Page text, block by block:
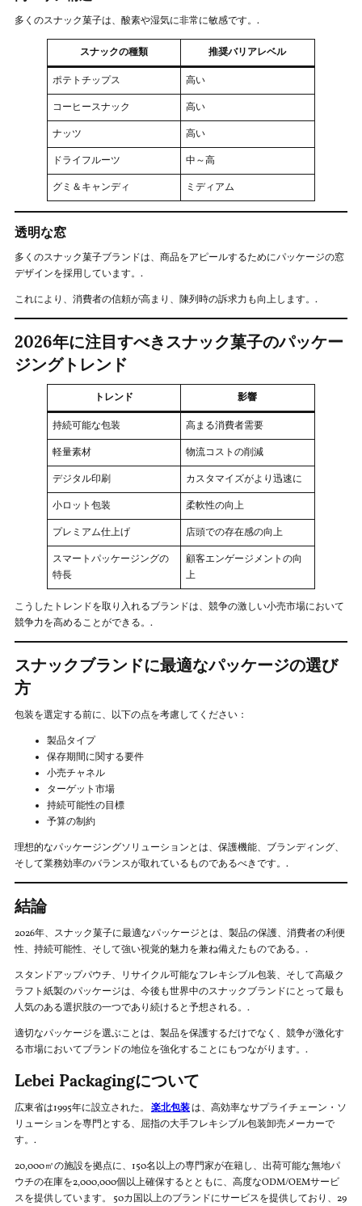
多くのスナック菓子は、酸素や湿気に非常に敏感です。.
スナックの種類 推奨バリアレベル
ポテトチップス 高い
コーヒースナック 高い
ナッツ 高い
ドライフルーツ 中～高
グミ＆キャンディ ミディアム
透明な窓
多くのスナック菓子ブランドは、商品をアピールするためにパッケージの窓
デザインを採用しています。.
これにより、消費者の信頼が高まり、陳列時の訴求力も向上します。.
2026年に注目すべきスナック菓子のパッケー
ジングトレンド
トレンド 影響
持続可能な包装 高まる消費者需要
軽量素材 物流コストの削減
デジタル印刷 カスタマイズがより迅速に
小ロット包装 柔軟性の向上
プレミアム仕上げ 店頭での存在感の向上
スマートパッケージングの
特長
顧客エンゲージメントの向
上
こうしたトレンドを取り入れるブランドは、競争の激しい小売市場において
競争力を高めることができる。.
スナックブランドに最適なパッケージの選び
方
包装を選定する前に、以下の点を考慮してください：
製品タイプ
保存期間に関する要件
小売チャネル
ターゲット市場
持続可能性の目標
予算の制約
理想的なパッケージングソリューションとは、保護機能、ブランディング、
そして業務効率のバランスが取れているものであるべきです。.
結論
2026年、スナック菓子に最適なパッケージとは、製品の保護、消費者の利便
性、持続可能性、そして強い視覚的魅力を兼ね備えたものである。.
スタンドアップパウチ、リサイクル可能なフレキシブル包装、そして高級ク
ラフト紙製のパッケージは、今後も世界中のスナックブランドにとって最も
人気のある選択肢の一つであり続けると予想される。.
適切なパッケージを選ぶことは、製品を保護するだけでなく、競争が激化す
る市場においてブランドの地位を強化することにもつながります。.
Lebei Packagingについて
広東省は1995年に設立された。 楽北包装は、高効率なサプライチェーン・ソ
リューションを専門とする、屈指の大手フレキシブル包装卸売メーカーで
す。.
20,000㎡の施設を拠点に、150名以上の専門家が在籍し、出荷可能な無地パ
ウチの在庫を2,000,000個以上確保するとともに、高度なODM/OEMサービ
スを提供しています。 50カ国以上のブランドにサービスを提供しており、29